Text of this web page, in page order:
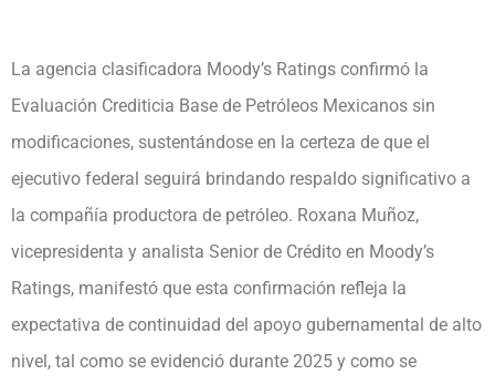
La agencia clasificadora Moody’s Ratings confirmó la
Evaluación Crediticia Base de Petróleos Mexicanos sin
modificaciones, sustentándose en la certeza de que el
ejecutivo federal seguirá brindando respaldo significativo a
la compañía productora de petróleo. Roxana Muñoz,
vicepresidenta y analista Senior de Crédito en Moody’s
Ratings, manifestó que esta confirmación refleja la
expectativa de continuidad del apoyo gubernamental de alto
nivel, tal como se evidenció durante 2025 y como se